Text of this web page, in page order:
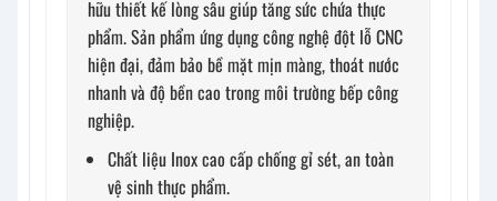
hữu thiết kế lòng sâu giúp tăng sức chứa thực
phẩm. Sản phẩm ứng dụng công nghệ đột lỗ CNC
hiện đại, đảm bảo bề mặt mịn màng, thoát nước
nhanh và độ bền cao trong môi trường bếp công
nghiệp.
Chất liệu Inox cao cấp chống gỉ sét, an toàn
vệ sinh thực phẩm.